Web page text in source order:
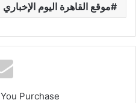
موقع القاهرة اليوم الإخباري
Purchase